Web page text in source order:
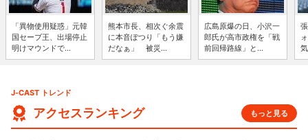
「異物使用疑惑」元韓
国セーブ王、出場停止
明けマウンドで...
熊本市長、相次ぐ余震
に本音ぽつり「もう嫌
だなぁ」 被災...
広島原爆の日、小沢一
郎氏が高市政権を「戦
前回帰路線」と...
J-CAST トレンド
アクセスランキング もっと見る